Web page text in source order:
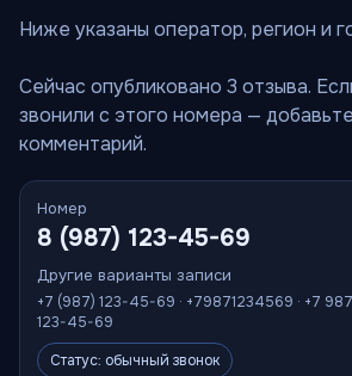
Ниже указаны оператор, регион и
Сейчас опубликовано 3 отзыва.
звонили с этого номера —
комментарий.
Номер
8 (987) 123-45-69
Другие варианты записи
+7 (987) 123-45-69 · +79871234569 · +7
123-45-69
Статус: обычный звонок